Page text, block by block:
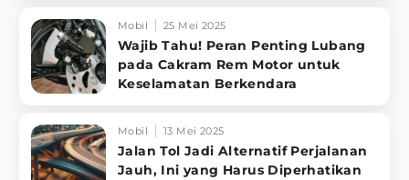
Mobil 25 Mei 2025
Wajib Tahu! Peran Penting Lubang
pada Cakram Rem Motor untuk
Keselamatan Berkendara
Mobil 13 Mei 2025
Jalan Tol Jadi Alternatif Perjalanan
Jauh, Ini yang Harus Diperhatikan